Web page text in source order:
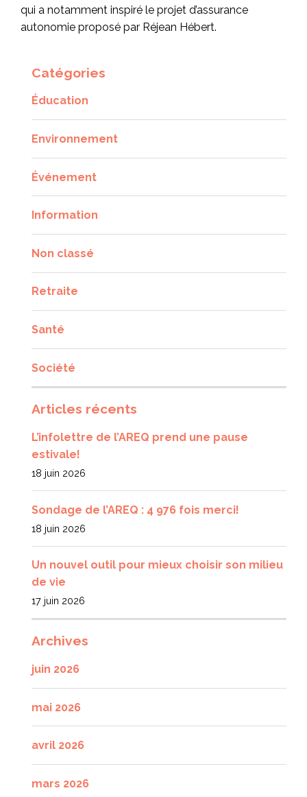
qui a notamment inspiré le projet d’assurance
autonomie proposé par Réjean Hébert.
Catégories
Éducation
Environnement
Événement
Information
Non classé
Retraite
Santé
Société
Articles récents
L’infolettre de l’AREQ prend une pause
estivale!
18 juin 2026
Sondage de l’AREQ : 4 976 fois merci!
18 juin 2026
Un nouvel outil pour mieux choisir son milieu
de vie
17 juin 2026
Archives
juin 2026
mai 2026
avril 2026
mars 2026